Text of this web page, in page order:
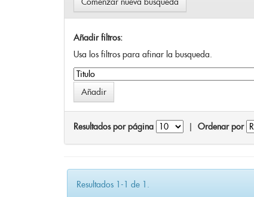
Añadir filtros:
Usa los filtros para afinar la busqueda.
Resultados por página Ordenar por
Resultados 1-1 de 1.